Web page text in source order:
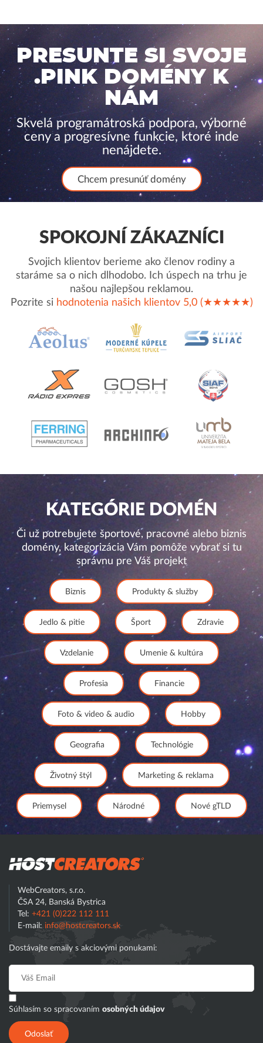
PRESUNTE SI SVOJE
.PINK DOMÉNY K
NÁM
Skvelá programátroská podpora, výborné
ceny a progresívne funkcie, ktoré inde
nenájdete.
Chcem presunúť domény
SPOKOJNÍ ZÁKAZNÍCI
Svojich klientov berieme ako členov rodiny a
staráme sa o nich dlhodobo. Ich úspech na trhu je
našou najlepšou reklamou.
Pozrite si hodnotenia našich klientov 5,0 (★★★★★)
KATEGÓRIE DOMÉN
Či už potrebujete športové, pracovné alebo biznis
domény, kategorizácia Vám pomôže vybrať si tu
správnu pre Váš projekt
Biznis Produkty & služby
Jedlo & pitie Šport Zdravie
Vzdelanie Umenie & kultúra
Profesia Financie
Foto & video & audio Hobby
Geografia Technológie
Životný štýl Marketing & reklama
Priemysel Národné Nové gTLD
WebCreators, s.r.o.
ČSA 24, Banská Bystrica
Tel: +421 (0)222 112 111
E-mail: info@hostcreators.sk
Dostávajte emaily s akciovými ponukami:
Súhlasím so spracovaním osobných údajov
Odoslať